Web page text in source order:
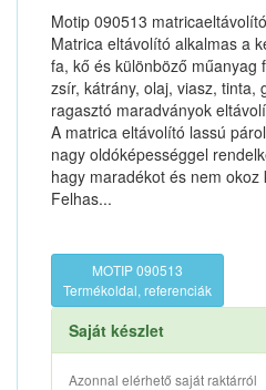
Motip 090513
Matrica eltávolító alkalmas a
fa, kő és különböző műanyag
zsír, kátrány, olaj, viasz, tinta,
ragasztó maradványok
A matrica eltávolító lassú
nagy oldóképességgel
hagy maradékot és nem okoz
Felhas...
MOTIP 090513
Termékoldal, referenciák
Saját készlet
Azonnal elérhető saját raktárról